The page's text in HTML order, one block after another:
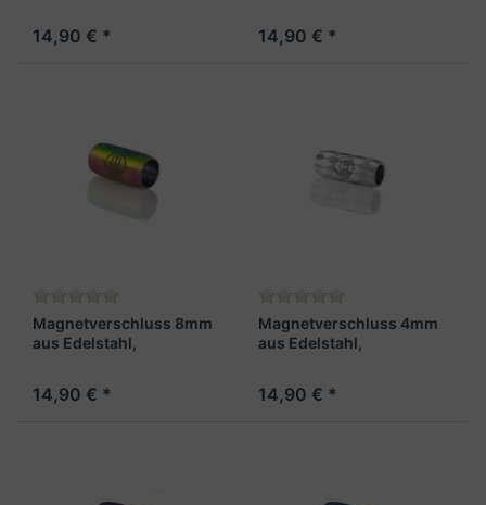
14,90 € * 14,90 € *
Magnetverschluss 8mm
aus Edelstahl,
14,90 € *
Magnetverschluss 4mm
aus Edelstahl,
14,90 € *